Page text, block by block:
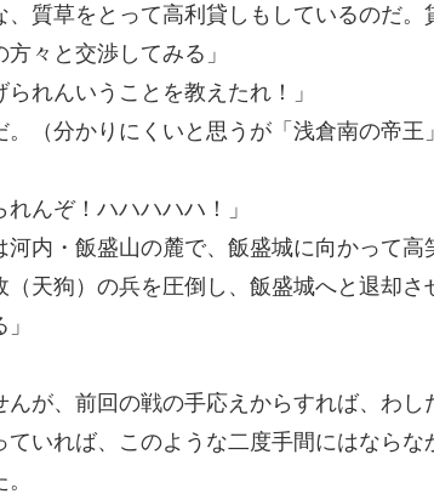
、質草をとって高利貸しもしているのだ
々と交渉してみる」
れんいうことを教えたれ！」
（分かりにくいと思うが「浅倉南の帝王
んぞ！ハハハハハ！」
内・飯盛山の麓で、飯盛城に向かって高
天狗）の兵を圧倒し、飯盛城へと退却さ
んが、前回の戦の手応えからすれば、わし
ていれば、このような二度手間にはなら